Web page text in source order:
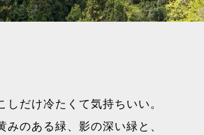
だけ冷たくて気持ちいい。
のある緑、影の深い緑と、